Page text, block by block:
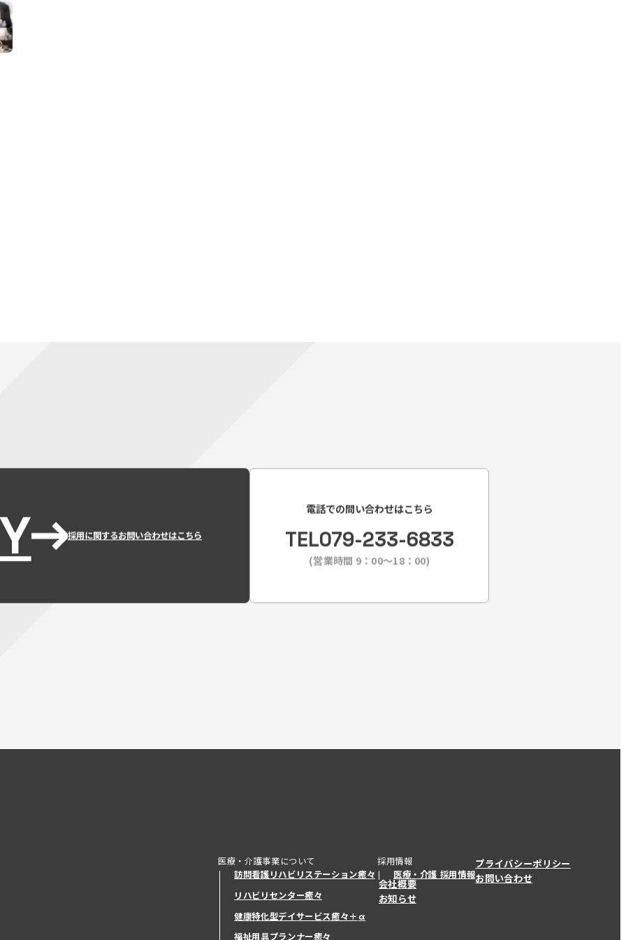
採用に関するお問い合わせはこちら
電話での問い合わせはこちら
TEL079-233-6833
(営業時間 9：00〜18：00)
医療・介護事業について
訪問看護リハビリステーション癒々
リハビリセンター癒々
健康特化型デイサービス癒々＋α
健康特化型デイサービス癒々＋
福祉用具プランナー癒々
採用情報
医療・介護 採用情報
会社概要
お知らせ
プライバシーポリシー
お問い合わせ